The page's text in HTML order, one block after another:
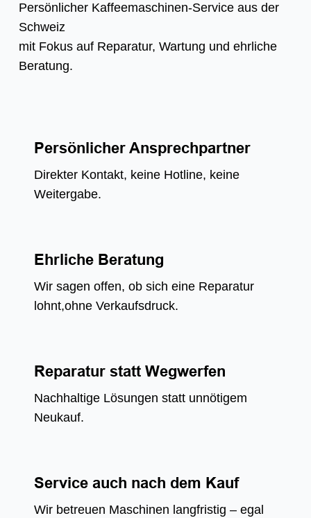
Persönlicher Kaffeemaschinen-Service aus der
Schweiz
mit Fokus auf Reparatur, Wartung und ehrliche
Beratung.
Persönlicher Ansprechpartner
Direkter Kontakt, keine Hotline, keine
Weitergabe.
Ehrliche Beratung
Wir sagen offen, ob sich eine Reparatur
lohnt,ohne Verkaufsdruck.
Reparatur statt Wegwerfen
Nachhaltige Lösungen statt unnötigem
Neukauf.
Service auch nach dem Kauf
Wir betreuen Maschinen langfristig – egal